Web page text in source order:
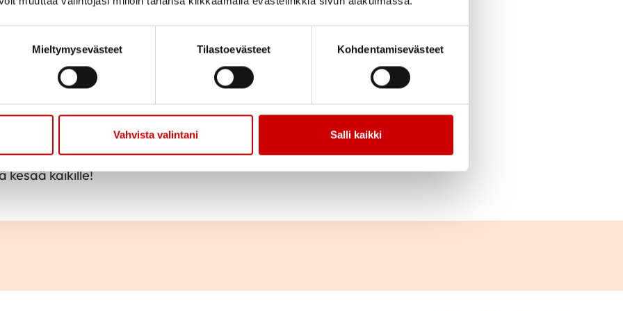
Mieltymysevästeet Tilastoevästeet Kohdentamisevästeet
Vahvista valintani Salli kaikki
25.6.–1.8.2021
voit ottaa yhteyttä puheenjohtajaamme Raimo Peltovuoreen
matkoja ja retkiä koskevissa asioissamatkasihteeriimme Anneli Siniin
kesää kaikille!